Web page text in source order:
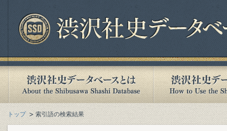
トップ 索引語の検索結果